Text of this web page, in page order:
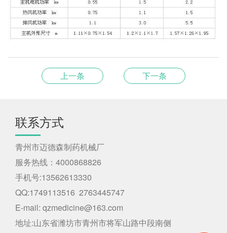
上一条 下一条
联系方式
青州市迈德森制药机械厂
服务热线：4000868826
手机号:13562613330
QQ:1749113516 2763445747
E-mail: qzmedicine@163.com
地址:山东省潍坊市青州市将军山路中段南侧